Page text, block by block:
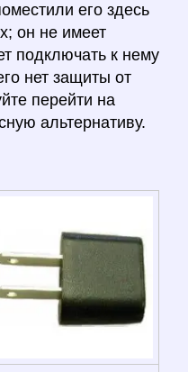
его здесь
он не имеет
подключать к нему
нет защиты от
перейти на
альтернативу.